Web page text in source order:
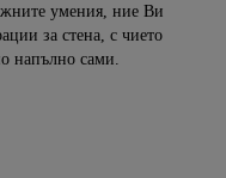
умения, ние Ви
за стена, с чието
напълно сами.